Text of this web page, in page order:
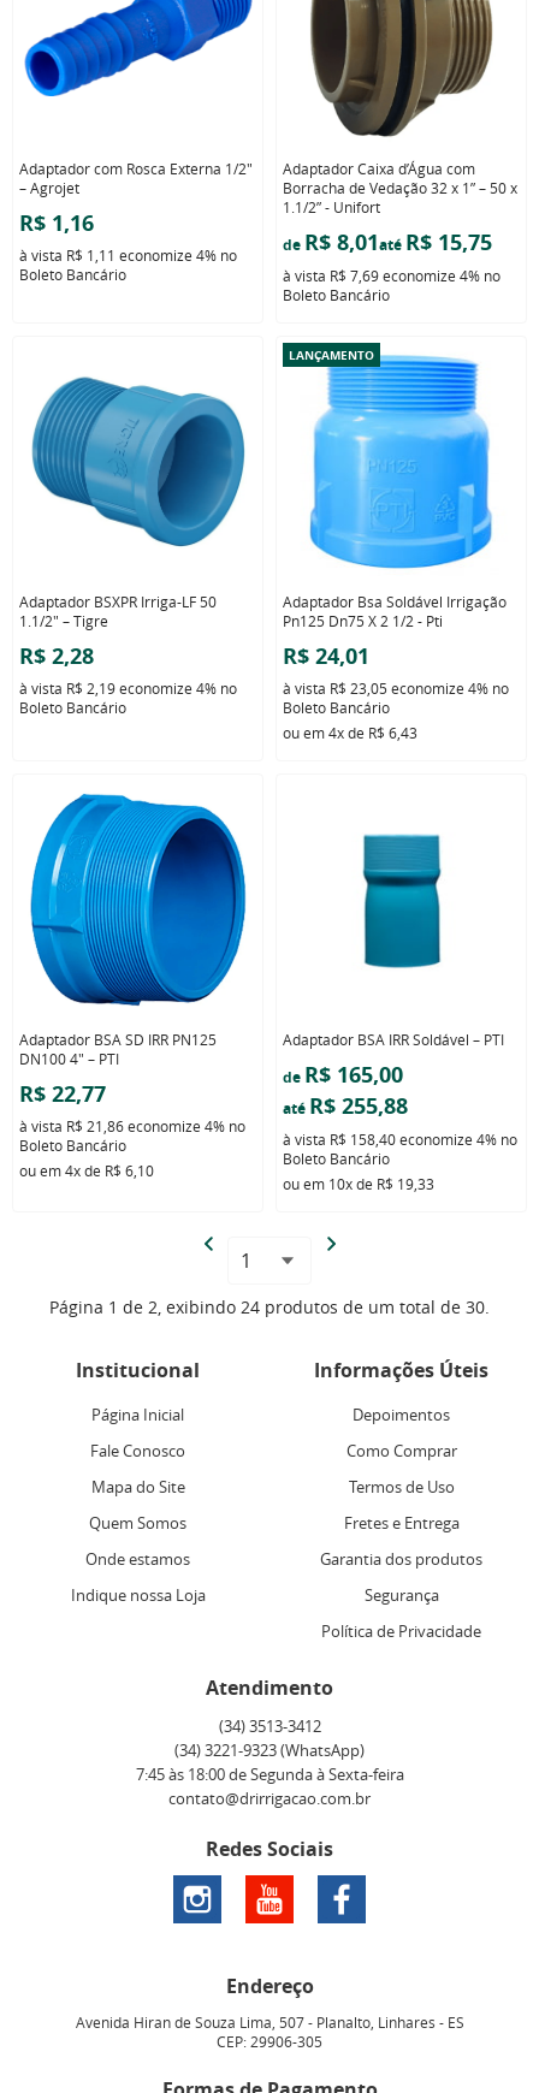
Adaptador com Rosca Externa 1/2"
– Agrojet
R$ 1,16
à vista R$ 1,11 economize 4% no
Boleto Bancário
Adaptador Caixa d’Água com
Borracha de Vedação 32 x 1” – 50 x
1.1/2” - Unifort
de R$ 8,01até R$ 15,75
à vista R$ 7,69economize 4% no
Boleto Bancário
Adaptador BSXPR Irriga-LF 50
1.1/2" – Tigre
R$ 2,28
à vista R$ 2,19economize 4% no
Boleto Bancário
LANÇAMENTO
Adaptador Bsa Soldável Irrigação
Pn125 Dn75 X 2 1/2 - Pti
R$ 24,01
à vista R$ 23,05economize 4% no
Boleto Bancário
ou em4xde R$ 6,43
Adaptador BSA SD IRR PN125
DN100 4" – PTI
R$ 22,77
à vista R$ 21,86economize 4% no
Boleto Bancário
ou em4xde R$ 6,10
Adaptador BSA IRR Soldável – PTI
de R$ 165,00
até R$ 255,88
à vista R$ 158,40economize 4% no
Boleto Bancário
ou em 10xde R$ 19,33
Página 1 de 2, exibindo 24 produtos de um total de 30.
Institucional
Página Inicial
Fale Conosco
Mapa do Site
Quem Somos
Onde estamos
Indique nossa Loja
Informações Úteis
Depoimentos
Como Comprar
Termos de Uso
Fretes e Entrega
Garantia dos produtos
Segurança
Política de Privacidade
Atendimento
(34)3513-3412
(34)3221-9323(WhatsApp)
7:45 às 18:00 de Segunda à Sexta-feira
contato@drirrigacao.com.br
Redes Sociais
Endereço
Avenida Hiran de Souza Lima, 507- Planalto, Linhares - ES
CEP: 29906-305